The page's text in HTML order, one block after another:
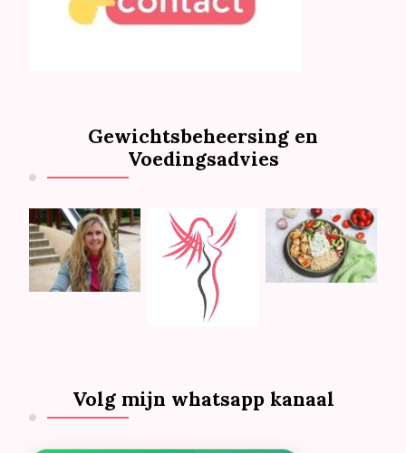
Gewichtsbeheersing en
Voedingsadvies
Volg mijn whatsapp kanaal